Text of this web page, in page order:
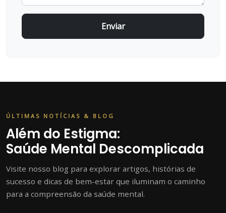
ÚLTIMAS NOTÍCIAS & BLOG
Além do Estigma:
Saúde Mental Descomplicada
Visite nosso blog para explorar artigos, histórias de
sucesso e dicas de bem-estar que iluminam o caminho
para a compreensão da saúde mental.